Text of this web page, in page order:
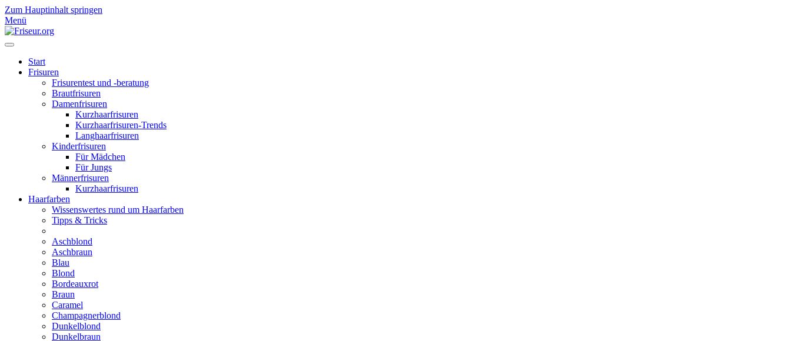
Zum Hauptinhalt springen
Menü
Start
Frisuren
Frisurentest und -beratung
Brautfrisuren
Damenfrisuren
Kurzhaarfrisuren
Kurzhaarfrisuren-Trends
Langhaarfrisuren
Kinderfrisuren
Für Mädchen
Für Jungs
Männerfrisuren
Kurzhaarfrisuren
Haarfarben
Wissenswertes rund um Haarfarben
Tipps & Tricks
Aschblond
Aschbraun
Blau
Blond
Bordeauxrot
Braun
Caramel
Champagnerblond
Dunkelblond
Dunkelbraun